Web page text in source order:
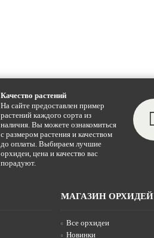
Качество растений
На сайте предоставлен пример
растений каждого сорта из
наличия. Вы можете ознакомиться
с размером растения и качеством
до оплаты. Выбираем лучшие
орхидеи, цена и качество вас
порадуют.
МАГАЗИН ОРХИДЕЙ
Все орхидеи
Новинки